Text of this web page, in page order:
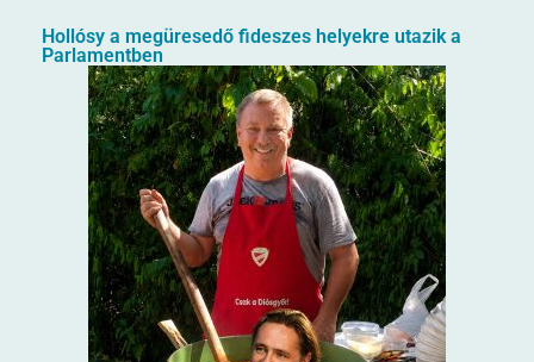
Hollósy a megüresedő fideszes helyekre utazik a
Parlamentben